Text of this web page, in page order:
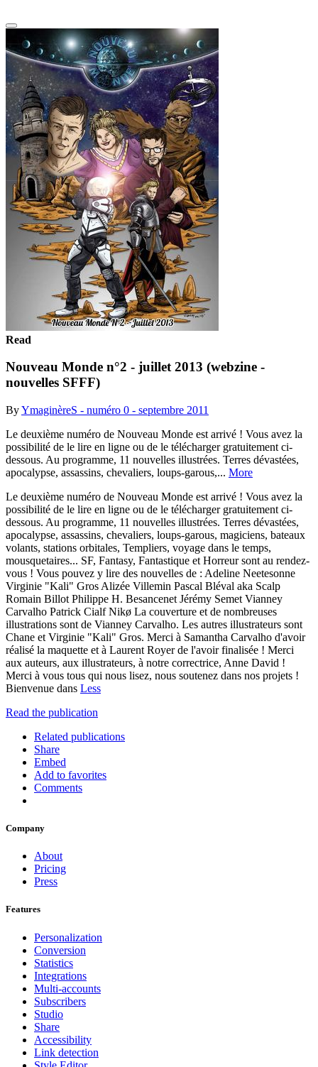
Read
Nouveau Monde n°2 - juillet 2013 (webzine -
nouvelles SFFF)
ByYmaginèreS - numéro 0 - septembre 2011
Le deuxième numéro de Nouveau Monde est arrivé ! Vous avez la
possibilité de le lire en ligne ou de le télécharger gratuitement ci-
dessous. Au programme, 11 nouvelles illustrées. Terres dévastées,
apocalypse, assassins, chevaliers, loups-garous,... More
Le deuxième numéro de Nouveau Monde est arrivé ! Vous avez la
possibilité de le lire en ligne ou de le télécharger gratuitement ci-
dessous. Au programme, 11 nouvelles illustrées. Terres dévastées,
apocalypse, assassins, chevaliers, loups-garous, magiciens, bateaux
volants, stations orbitales, Templiers, voyage dans le temps,
mousquetaires... SF, Fantasy, Fantastique et Horreur sont au rendez-
vous ! Vous pouvez y lire des nouvelles de : Adeline Neetesonne
Virginie "Kali" Gros Alizée Villemin Pascal Bléval aka Scalp
Romain Billot Philippe H. Besancenet Jérémy Semet Vianney
Carvalho Patrick Cialf Nikø La couverture et de nombreuses
illustrations sont de Vianney Carvalho. Les autres illustrateurs sont
Chane et Virginie "Kali" Gros. Merci à Samantha Carvalho d'avoir
réalisé la maquette et à Laurent Royer de l'avoir finalisée ! Merci
aux auteurs, aux illustrateurs, à notre correctrice, Anne David !
Merci à vous tous qui nous lisez, nous soutenez dans nos projets !
Bienvenue dans Less
Read the publication
Related publications
Share
Embed
Add to favorites
Comments
Company
About
Pricing
Press
Features
Personalization
Conversion
Statistics
Integrations
Multi-accounts
Subscribers
Studio
Share
Accessibility
Link detection